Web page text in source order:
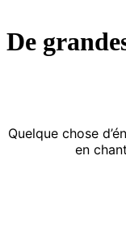
De
Quelque chose
en